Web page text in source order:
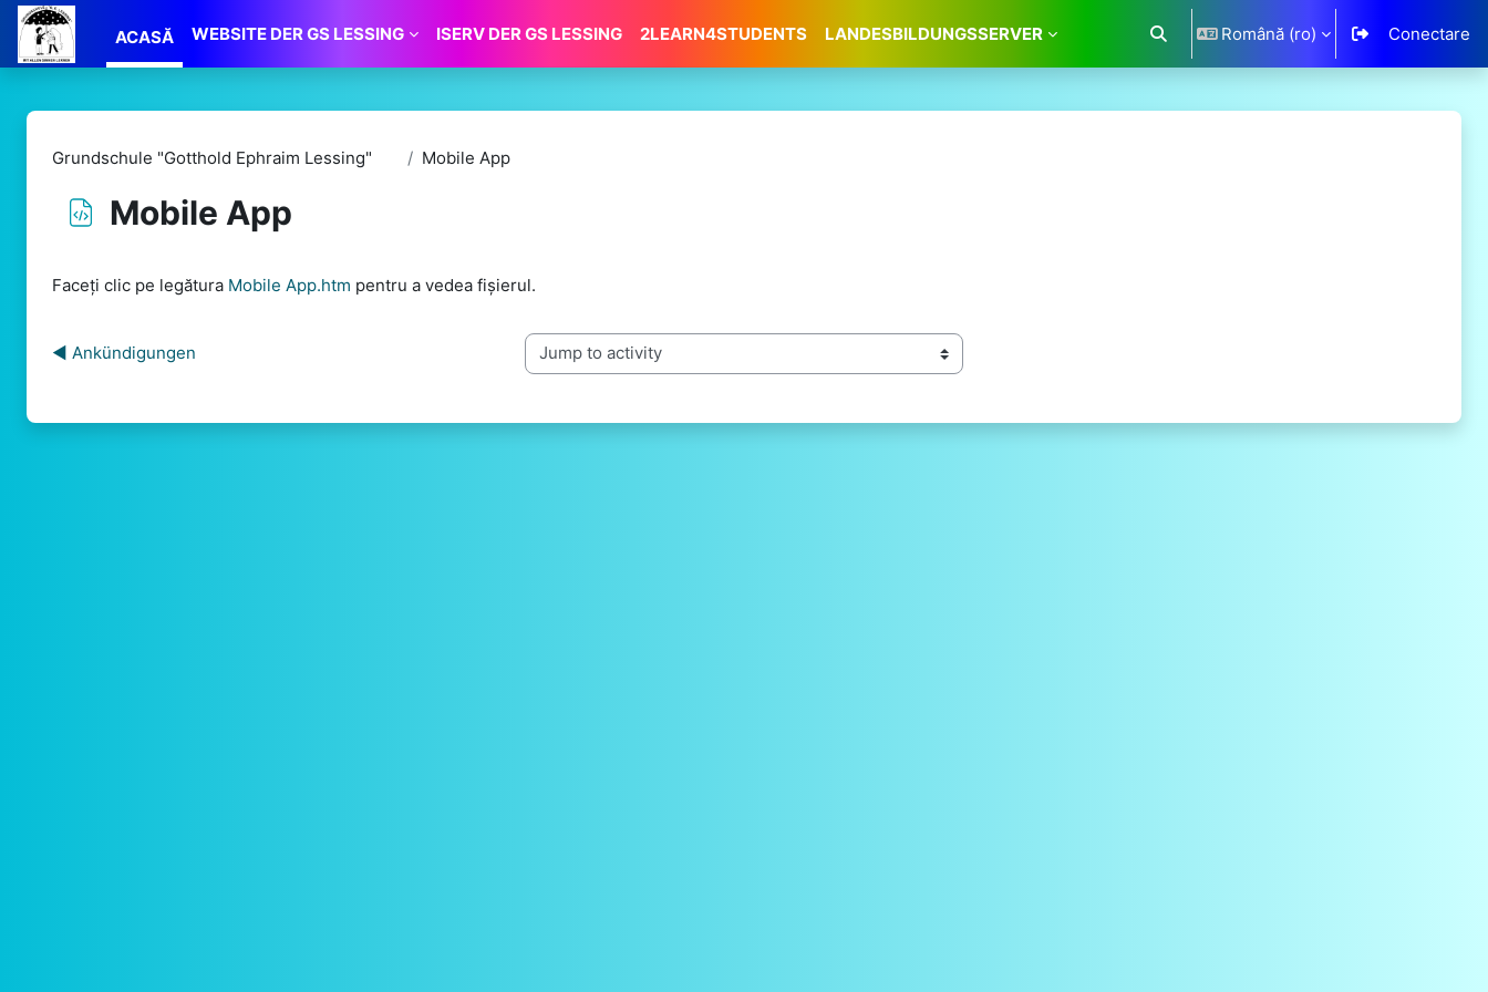
Sari la conţinutul principal
ACASĂ
WEBSITE DER GS LESSING ISERV DER GS LESSING 2LEARN4STUDENTS LANDESBILDUNGSSERVER Afișați căutareaRomână ‎(ro)‎ Conectare
Grundschule "Gotthold Ephraim Lessing" Mobile App
Mobile App
Faceți clic pe legătura Mobile App.htm pentru a vedea fișierul.
◀︎ Ankündigungen Jump to activity